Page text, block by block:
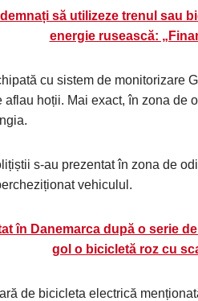
să utilizeze trenul sau
energie rusească:
cu sistem de monitorizare
aflau hoții. Mai exact, în zona de
s-au prezentat în zona de
vehiculul.
în Danemarca după o serie
gol o bicicletă roz cu
de bicicleta electrică